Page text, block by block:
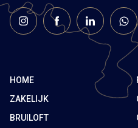
HOME
ZAKELIJK
BRUILOFT